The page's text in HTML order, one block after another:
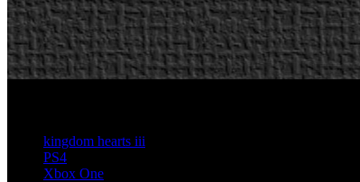
kingdom hearts iii
PS4
Xbox One